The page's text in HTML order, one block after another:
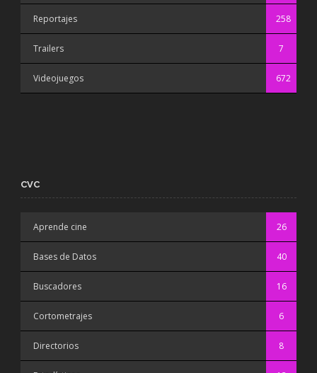
Reportajes 258
Trailers 7
Videojuegos 672
CVC
Aprende cine 26
Bases de Datos 40
Buscadores 16
Cortometrajes 6
Directorios 8